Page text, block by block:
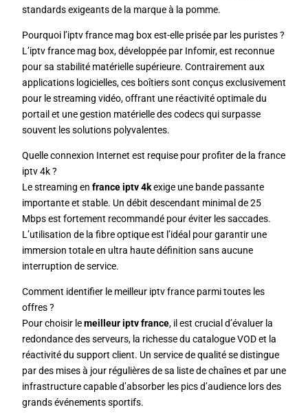
standards exigeants de la marque à la pomme.
Pourquoi l’iptv france mag box est-elle prisée par les puristes ?
L’iptv france mag box, développée par Infomir, est reconnue
pour sa stabilité matérielle supérieure. Contrairement aux
applications logicielles, ces boîtiers sont conçus exclusivement
pour le streaming vidéo, offrant une réactivité optimale du
portail et une gestion matérielle des codecs qui surpasse
souvent les solutions polyvalentes.
Quelle connexion Internet est requise pour profiter de la france
iptv 4k ?
Le streaming en france iptv 4kexige une bande passante
importante et stable. Un débit descendant minimal de 25
Mbps est fortement recommandé pour éviter les saccades.
L’utilisation de la fibre optique est l’idéal pour garantir une
immersion totale en ultra haute définition sans aucune
interruption de service.
Comment identifier le meilleur iptv france parmi toutes les
offres ?
Pour choisir lemeilleur iptv france, il est crucial d’évaluer la
redondance des serveurs, la richesse du catalogue VOD et la
réactivité du support client. Un service de qualité se distingue
par des mises à jour régulières de sa liste de chaînes et par une
infrastructure capable d’absorber les pics d’audience lors des
grands événements sportifs.